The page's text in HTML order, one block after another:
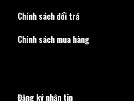
Chính sách đổi trả
Chính sách mua hàng
Đăng ký nhận tin